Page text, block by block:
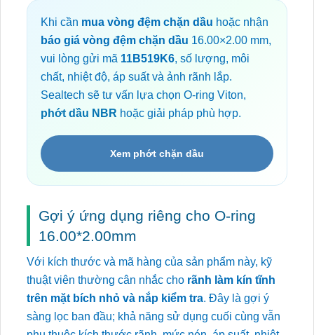
Khi cần mua vòng đệm chặn dầu hoặc nhận
báo giá vòng đệm chặn dầu 16.00×2.00 mm,
vui lòng gửi mã 11B519K6, số lượng, môi
chất, nhiệt độ, áp suất và ảnh rãnh lắp.
Sealtech sẽ tư vấn lựa chọn O-ring Viton,
phớt dầu NBR hoặc giải pháp phù hợp.
Xem phớt chặn dầu
Gợi ý ứng dụng riêng cho O-ring
16.00*2.00mm
Với kích thước và mã hàng của sản phẩm này, kỹ
thuật viên thường cân nhắc cho rãnh làm kín tĩnh
trên mặt bích nhỏ và nắp kiểm tra. Đây là gợi ý
sàng lọc ban đầu; khả năng sử dụng cuối cùng vẫn